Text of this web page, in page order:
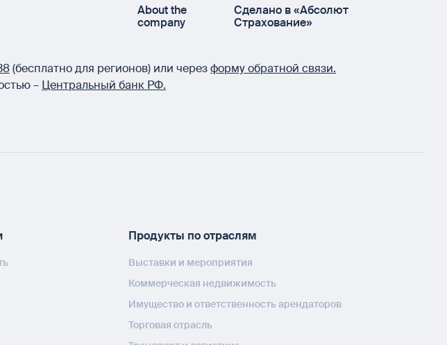
About the
company
Сделано в «Абсолют
Страхование»
(бесплатно для регионов) или черезформу обратной связи.
– Центральный банк РФ.
Продукты по отраслям
Выставки и мероприятия
Коммерческая недвижимость
Имущество и ответственность арендаторов
Торговая отрасль